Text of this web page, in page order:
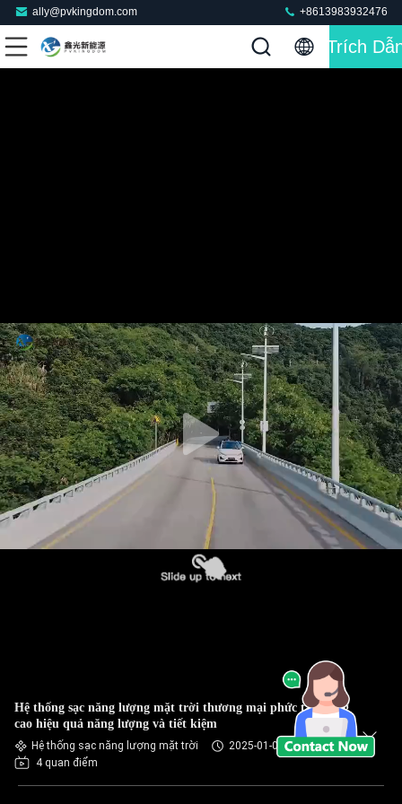
ally@pvkingdom.com +8613983932476
Trích
Hệ thống sạc năng lượng mặt trời thương mại phức tạp nâng
cao hiệu quả năng lượng và tiết kiệm
Hệ thống sạc năng lượng mặt trời
2025-01-08
4 quan điểm